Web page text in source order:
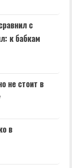
с
к бабкам
не стоит в
в